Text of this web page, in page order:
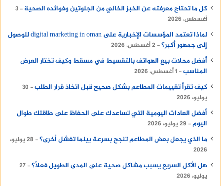
كل ما تحتاج معرفته عن الخبز الخالي من الجلوتين وفوائده الصحية
3
أغسطس، 2026
لماذا تعتمد المؤسسات الإخبارية على digital marketing in oman للوصول
إلى جمهور أكبر؟ 2 أغسطس، 2026
أفضل محلات بيع الهواتف بالتقسيط في مسقط وكيف تختار العرض
المناسب 1 أغسطس، 2026
كيف تقرأ تقييمات المطاعم بشكل صحيح قبل اتخاذ قرار الطلب
30
يوليو، 2026
أفضل العادات اليومية التي تساعدك على الحفاظ على طاقتك طوال
اليوم
29 يوليو، 2026
ما الذي يجعل بعض المطاعم تنجح بسرعة بينما تفشل أخرى؟
28 يوليو،
2026
هل الأكل السريع يسبب مشاكل صحية على المدى الطويل فعلًا؟ 27
يوليو، 2026